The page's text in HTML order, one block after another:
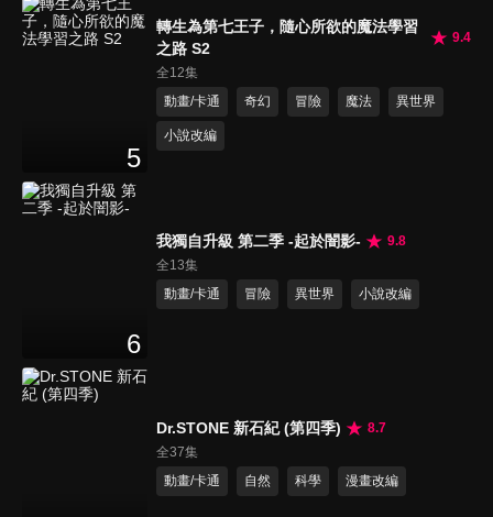
5
轉生為第七王子，隨心所欲的魔法學習
之路 S2
9.4
全12集
動畫/卡通
奇幻 冒險 魔法 異世界
小說改編
6
我獨自升級 第二季 -起於闇影-
9.8
全13集
動畫/卡通
冒險 異世界 小說改編
Dr.STONE 新石紀 (第四季)
8.7
全37集
動畫/卡通
自然 科學 漫畫改編